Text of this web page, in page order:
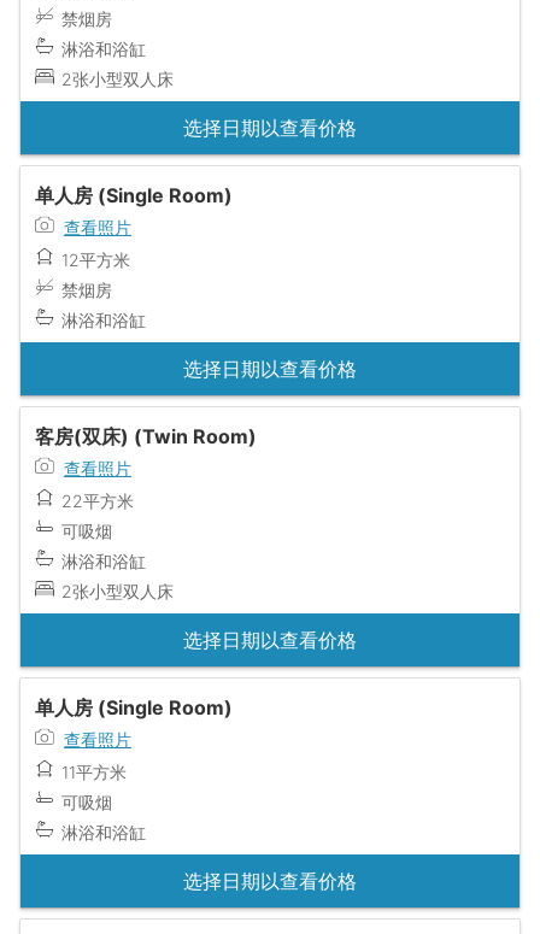
禁烟房
淋浴和浴缸
2张小型双人床
选择日期以查看价格
单人房 (Single Room)
查看照片
12平方米
禁烟房
淋浴和浴缸
选择日期以查看价格
客房(双床) (Twin Room)
查看照片
22平方米
可吸烟
淋浴和浴缸
2张小型双人床
选择日期以查看价格
单人房 (Single Room)
查看照片
11平方米
可吸烟
淋浴和浴缸
选择日期以查看价格